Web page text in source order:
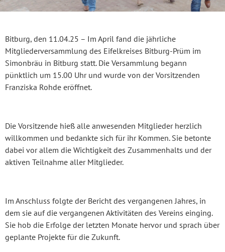
Bitburg, den 11.04.25 – Im April fand die jährliche
Mitgliederversammlung des Eifelkreises Bitburg-Prüm im
Simonbräu in Bitburg statt. Die Versammlung begann
pünktlich um 15.00 Uhr und wurde von der Vorsitzenden
Franziska Rohde eröffnet.
Die Vorsitzende hieß alle anwesenden Mitglieder herzlich
willkommen und bedankte sich für ihr Kommen. Sie betonte
dabei vor allem die Wichtigkeit des Zusammenhalts und der
aktiven Teilnahme aller Mitglieder.
Im Anschluss folgte der Bericht des vergangenen Jahres, in
dem sie auf die vergangenen Aktivitäten des Vereins einging.
Sie hob die Erfolge der letzten Monate hervor und sprach über
geplante Projekte für die Zukunft.